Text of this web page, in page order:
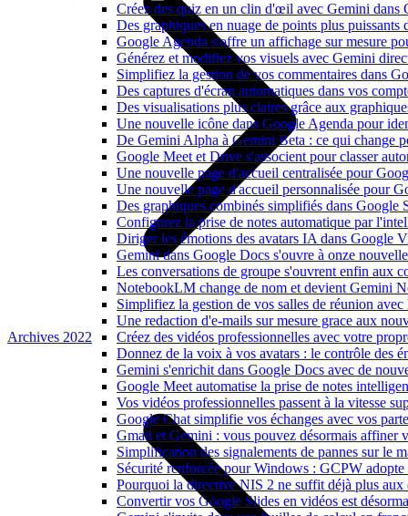
Créez des quiz en un clin d'œil avec Gemini dans
Des graphiques en nuage de points plus puissants
Google Agenda s'offre un affichage sur mesure
Générez et modifiez vos visuels avec Gemini
Simplifiez la gestion de vos commentaires dans
Des captures d'écran automatiques dans vos
Des visualisations plus claires grâce aux
Une nouvelle icône dans Google Agenda pour
De Gemini Alpha à Gemini Beta : ce qui change
Google Meet et Drive s'associent pour classer
Une nouvelle page d'accueil centralisée pour
Une nouvelle page d'accueil personnalisée pour
Des graphiques combinés simplifiés dans Google
Configurez la prise de notes automatique par
Diriger les émotions des avatars IA dans Google
Gemini dans Google Docs s'ouvre à onze
Les conversations de groupe s'ouvrent enfin aux
NotebookLM change de nom et devient Gemini
Simplifiez la gestion de vos salles de réunion
Une redaction d'e-mails sur mesure grace aux
Créez des vidéos professionnelles avec votre
Donnez de la voix à vos avatars : le contrôle des
Gemini s'enrichit dans Google Docs avec de
Google Meet automatise la prise de notes
Vos vidéos professionnelles passent à la vitesse
Google Chat simplifie vos échanges avec vos
Gmail et Gemini : vous pouvez désormais affiner
Simplification des signalements de pannes sur le
Sécurité renforcée pour Windows : GCPW
Pourquoi la directive NIS 2 ne suffit déjà plus aux
Convertir vos Google Slides en vidéos est
Archives 2022